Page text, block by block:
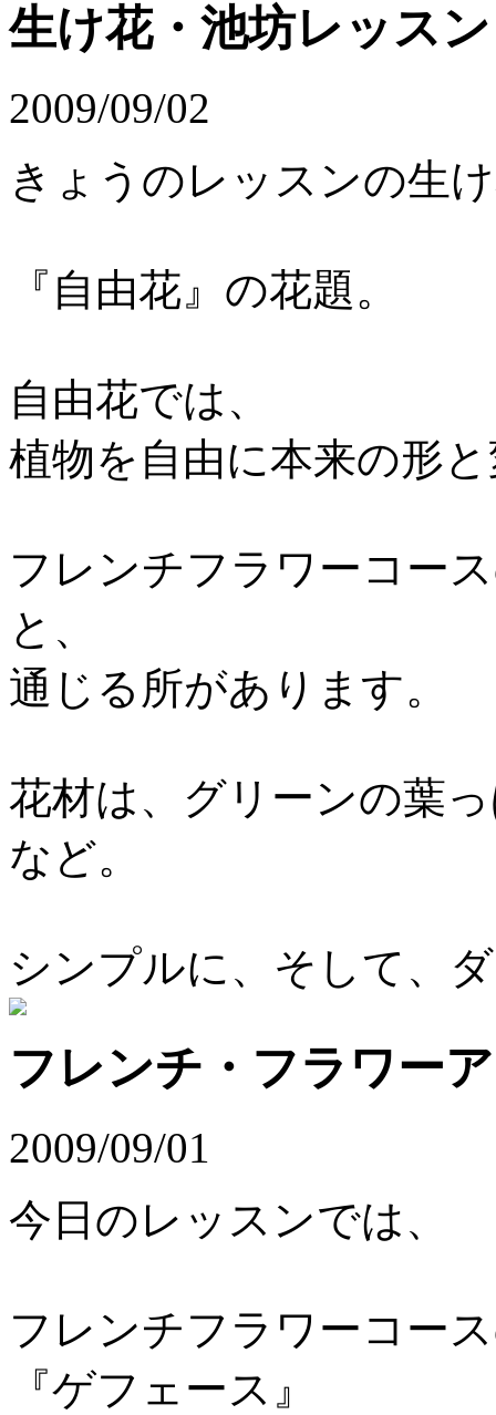
生け花・池坊レッスン
2009/09/02
きょうのレッスンの生
『自由花』の花題。
自由花では、
植物を自由に本来の形
フレンチフラワーコー
と、
通じる所があります。
花材は、グリーンの葉
など。
シンプルに、そして、
フレンチ・フラワー
2009/09/01
今日のレッスンでは、
フレンチフラワーコー
『ゲフェース』